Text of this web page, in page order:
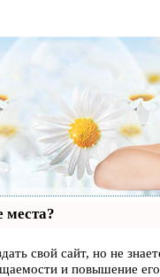
места?
свой сайт, но не
и повышение